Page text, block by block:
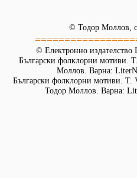
© Тодор Моллов,
© Електронно издателство
Български фолклорни мотиви.
Моллов. Варна:
Български фолклорни мотиви. Т.
Тодор Моллов. Варна: